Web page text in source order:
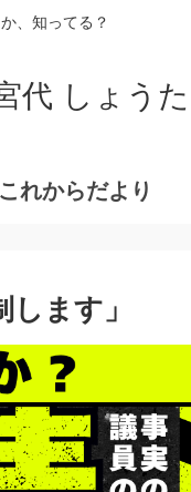
、知ってる？
代 しょうた
これからだより
ます」